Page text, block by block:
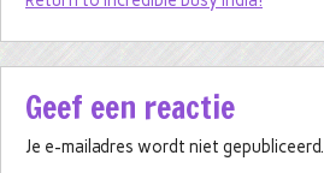
Geef een reactie
Je e-mailadres wordt niet gepubliceerd.